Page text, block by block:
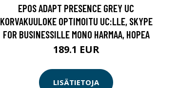
EPOS ADAPT PRESENCE GREY UC
KORVAKUULOKE OPTIMOITU UC:LLE, SKYPE
FOR BUSINESSILLE MONO HARMAA, HOPEA
189.1 EUR
LISÄTIETOJA